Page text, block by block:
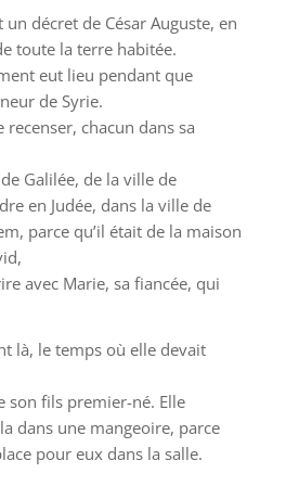
décret de César Auguste, en
toute la terre habitée.
eut lieu pendant que
de Syrie.
chacun dans sa
Galilée, de la ville de
en Judée, dans la ville de
parce qu’il était de la maison
avec Marie, sa fiancée, qui
là, le temps où elle devait
son fils premier-né. Elle
dans une mangeoire, parce
pour eux dans la salle.